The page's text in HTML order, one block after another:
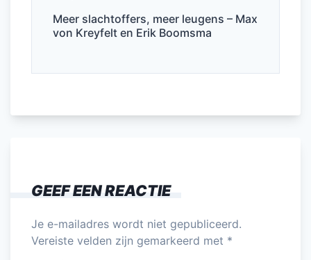
Meer slachtoffers, meer leugens – Max
von Kreyfelt en Erik Boomsma
GEEF EEN REACTIE
Je e-mailadres wordt niet gepubliceerd.
Vereiste velden zijn gemarkeerd met *